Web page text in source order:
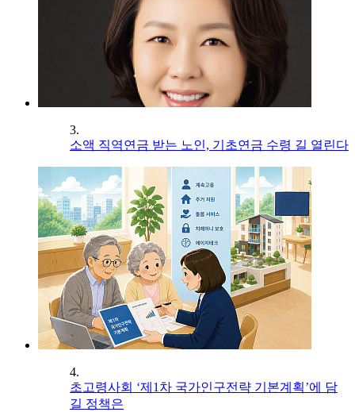
3.
소액 직역연금 받는 노인, 기초연금 수령 길 열린다
4.
초고령사회 ‘제1차 국가인구전략 기본계획’에 담
길 정책은